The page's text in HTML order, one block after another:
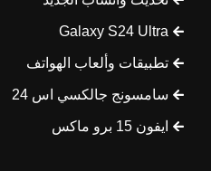
Galaxy S24 Ultra
تطبيقات وألعاب الهواتف
سامسونج جالكسي اس 24
ايفون 15 برو ماكس